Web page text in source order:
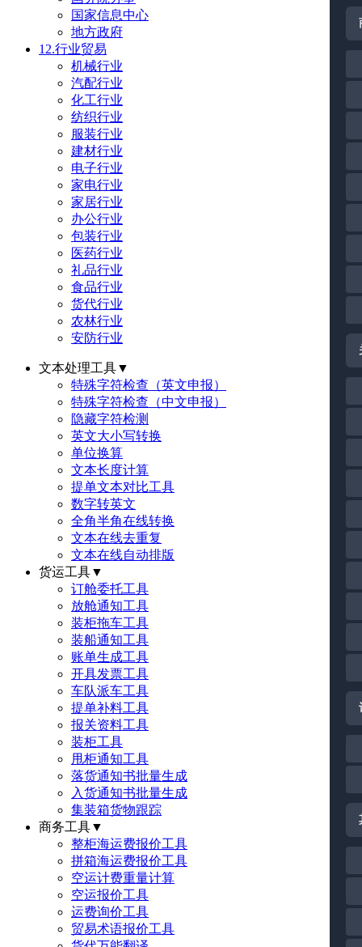
国家信息中心
地方政府
12.行业贸易
机械行业
汽配行业
化工行业
纺织行业
服装行业
建材行业
电子行业
家电行业
家居行业
办公行业
包装行业
医药行业
礼品行业
食品行业
货代行业
农林行业
安防行业
文本处理工具▼
特殊字符检查（英文申报）
特殊字符检查（中文申报）
隐藏字符检测
英文大小写转换
单位换算
文本长度计算
提单文本对比工具
数字转英文
全角半角在线转换
文本在线去重复
文本在线自动排版
货运工具▼
订舱委托工具
放舱通知工具
装柜拖车工具
装船通知工具
账单生成工具
开具发票工具
车队派车工具
提单补料工具
报关资料工具
装柜工具
甩柜通知工具
落货通知书批量生成
入货通知书批量生成
集装箱货物跟踪
商务工具▼
整柜海运费报价工具
拼箱海运费报价工具
空运计费重量计算
空运报价工具
运费询价工具
贸易术语报价工具